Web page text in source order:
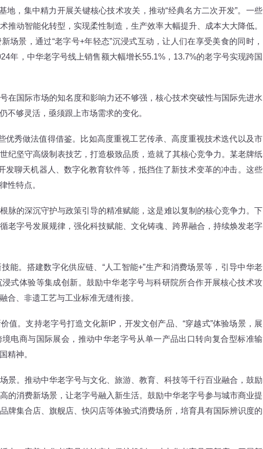
地，集中精力开展关键核心技术攻关，推动“经典名方二次开发”。一些
推动智能化转型，实现柔性制造，生产效率大幅提升、成本大大降低。
场景，通过“老字号+年轻态”沉浸式互动，让人们在享受美食的同时，
年，中华老字号线上销售额大幅增长55.1%，13.7%的老字号实现跨国
国际市场的知名度和影响力还不够强，核心技术突破性与国际先进水
不够灵活，亟须跟上市场需求的变化。
秀做法值得借鉴。比如高度重视工艺传承、高度重视技术迭代以及市
纪坚守高级制表技艺，打造极致品质，造就了其核心竞争力。某老牌纸
发聊天机器人、数字化教育软件等，抵挡住了新技术变革的冲击。这些
性特点。
的深沉守护与政策引导的精准赋能，这是难以复制的核心竞争力。下
老字号发展规律，强化科技赋能、文化铸魂、跨界融合，持续焕发老字
。搭建数字化供应链、“人工智能+”生产和消费场景等，引导中华老
式体验等集成创新。鼓励中华老字号与科研院所合作开展核心技术攻
合、非遗工艺与工业标准无缝衔接。
。支持老字号打造文化新IP，开发文创产品、“穿越式”体验场景，展
电商与国际展会，推动中华老字号从单一产品出口转向复合型标准输
精神。
。推动中华老字号与文化、旅游、教育、科技等千行百业融合，鼓励
的消费新场景，让老字号融入新生活。鼓励中华老字号参与城市商业提
牌集合店、旗舰店、快闪店等体验式消费场所，培育具有国际辨识度的